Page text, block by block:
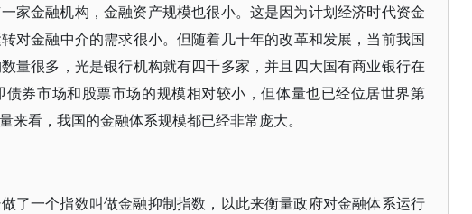
家金融机构，金融资产规模也很小。这是因为计划经济时代资金
对金融中介的需求很小。但随着几十年的改革和发展，当前我国
量很多，光是银行机构就有四千多家，并且四大国有商业银行在
券市场和股票市场的规模相对较小，但体量也已经位居世界第
看，我国的金融体系规模都已经非常庞大。
了一个指数叫做金融抑制指数，以此来衡量政府对金融体系运行